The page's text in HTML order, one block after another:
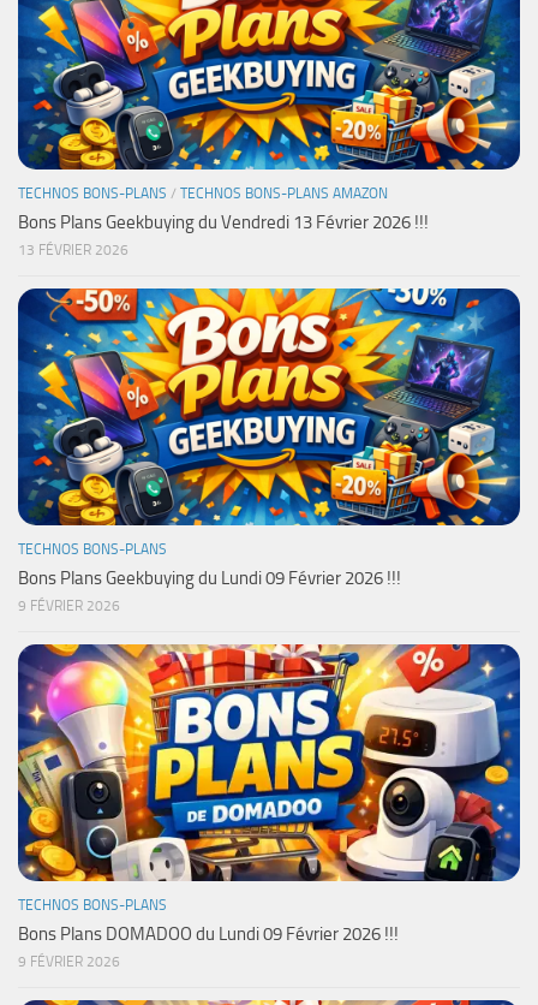
TECHNOS BONS-PLANS / TECHNOS BONS-PLANS AMAZON
Bons Plans Geekbuying du Vendredi 13 Février 2026 !!!
13 FÉVRIER 2026
TECHNOS BONS-PLANS
Bons Plans Geekbuying du Lundi 09 Février 2026 !!!
9 FÉVRIER 2026
TECHNOS BONS-PLANS
Bons Plans DOMADOO du Lundi 09 Février 2026 !!!
9 FÉVRIER 2026